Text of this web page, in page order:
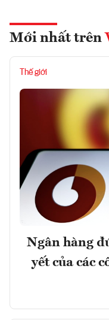
Mới nhất trên
Thế giới
Ngân hàng
yết của các